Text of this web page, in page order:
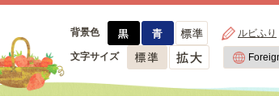
背景色 ルビふり
文字サイズ